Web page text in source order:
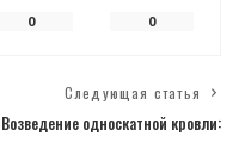
0 0
Следующая статья
Возведение односкатной кровли: